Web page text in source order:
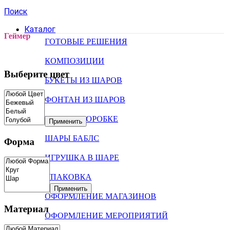
Поиск
Каталог
ГОТОВЫЕ РЕШЕНИЯ
КОМПОЗИЦИИ
БУКЕТЫ ИЗ ШАРОВ
ФОНТАН ИЗ ШАРОВ
ШАРЫ В КОРОБКЕ
ШАРЫ БАБЛС
ИГРУШКА В ШАРЕ
УПАКОВКА
ОФОРМЛЕНИЕ МАГАЗИНОВ
ОФОРМЛЕНИЕ МЕРОПРИЯТИЙ
Геймер
Выберите цвет
Применить
Форма
Применить
Материал